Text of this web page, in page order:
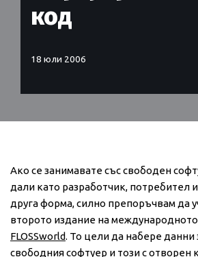
код
18 юли 2006
Ако се занимавате със свободен
дали като разработчик, потребител
друга форма, силно препоръчвам да
второто издание на
FLOSSworld. То цели да набере данни
свободния софтуер и този с отворен